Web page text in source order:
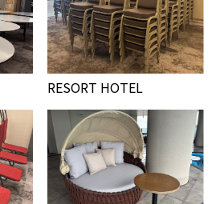
RESORT HOTEL